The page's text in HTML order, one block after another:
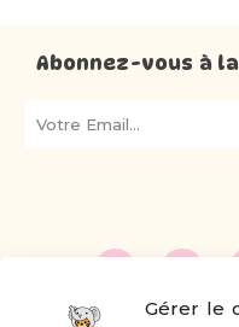
Gérer le
Abonnez-vous à